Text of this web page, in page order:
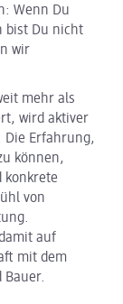
Wenn Du
bist Du nicht
wir
mehr als
wird aktiver
Erfahrung,
können,
konkrete
von
auf
mit dem
Bauer.